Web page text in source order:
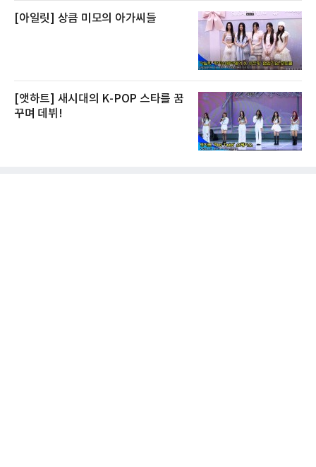
[아일릿] 상큼 미모의 아가씨들
[앳하트] 새시대의 K-POP 스타를 꿈
꾸며 데뷔!